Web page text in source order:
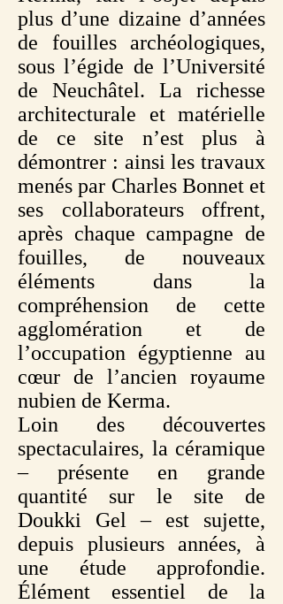
plus d’une dizaine d’années
de fouilles archéologiques,
sous l’égide de l’Université
de Neuchâtel. La richesse
architecturale et matérielle
de ce site n’est plus à
démontrer : ainsi les travaux
menés par Charles Bonnet et
ses collaborateurs offrent,
après chaque campagne de
fouilles, de nouveaux
éléments dans la
compréhension de cette
agglomération et de
l’occupation égyptienne au
cœur de l’ancien royaume
nubien de Kerma.
Loin des découvertes
spectaculaires, la céramique
– présente en grande
quantité sur le site de
Doukki Gel – est sujette,
depuis plusieurs années, à
une étude approfondie.
Élément essentiel de la